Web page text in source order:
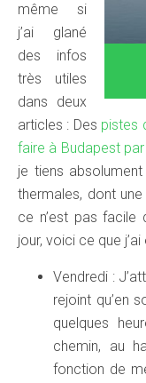
même si
j’ai glané
des infos
très utiles
dans deux
articles : Des pistes
faire à Budapest
je tiens
thermales, dont
ce n’est pas facile
jour, voici ce que
Vendredi :
rejoint qu’en
quelques
chemin, au
fonction de